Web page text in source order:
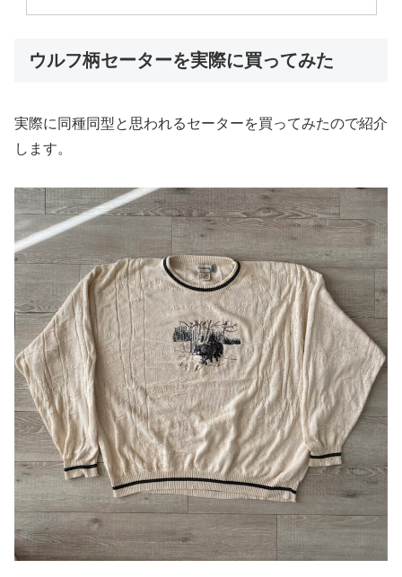
ウルフ柄セーターを実際に買ってみた
実際に同種同型と思われるセーターを買ってみたので紹介
します。